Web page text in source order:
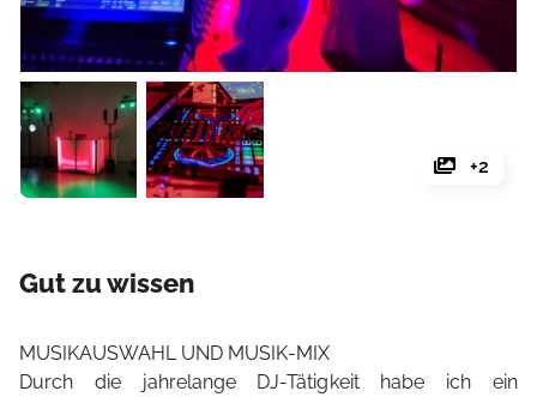
+2
Gut zu wissen
MUSIKAUSWAHL UND MUSIK-MIX
Durch die jahrelange DJ-Tätigkeit habe ich ein